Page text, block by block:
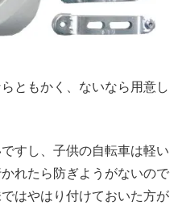
ともかく、ないなら用意し
すし、子供の自転車は軽い
れたら防ぎようがないので
はやはり付けておいた方が